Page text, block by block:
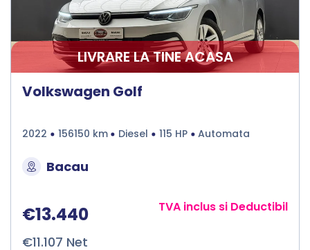
LIVRARE LA TINE ACASA
Volkswagen Golf
2022 156150 km Diesel 115 HP Automata
Bacau
€13.440
€11.107 Net
TVA inclus si Deductibil